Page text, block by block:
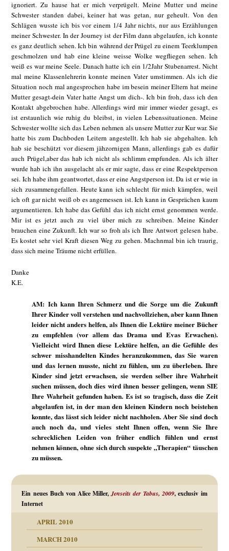
ignoriert. Zu hause hat er mich verprügelt. Meine Mutter und meine
Schwester standen dabei, keiner hat was getan, nur geheult. Von den
Schlägen wusste ich bis vor einem 1/4 Jahr nichts, nur aus Erzählungen
meiner Schwester. In der Journey ist der Film dann abgelaufen, ich konnte
es ganz deutlich sehen. Ich bin während der Prügel zu einem Teerklumpen
geschmolzen und hab eine kleine weisse Wolke wegfliegen sehen. Ich
weiß es war meine Seele. Danach hatte ich ein 1/2Jahr Stubenarrest. Nicht
mal meine Klassenlehrerin konnte meinen Vater umstimmen. Als ich die
Situation noch mal angesprochen habe im besein meiner Eltern hat meine
Mutter gesagt-dein Vater hatte Angst um dich-. Ich bin froh, dass ich den
Kontakt abgebrochen habe. Allerdings wird mir immer wieder gesagt, es
ist erstaunlich wie ruhig du bleibst, in vielen Lebenssituationen. Meine
Schwester wollte sich das Leben nehmen als unsere Mutter zur Kur war. Sie
hatte bis zum Dachboden Leitern angestellt. Ich hab sie abgehalten. Ich
hab sie beschützt vor diesem jähzornigen Mann, allerdings gab es dafür
auch Prügel,aber das hab ich nicht als schlimm empfunden. Als ich älter
wurde hab ich ihn ausgelacht als er mir sagte, dass er eine Respektperson
sei. Ich habe ihm geantwortet, dass er eine Angstperson ist. Da ist er wie in
sich zusammengefallen. Heute kann ich schlecht für mich kämpfen, weil
ich oft gar nicht weiß ob es angemessen ist. Ich kann in Gesprächen kaum
argumentieren. Ich habe das Gefühl das ich nicht ernst genommen werde.
Mir ist es jetzt auch zu viel über mich zu schreiben. Meine Kinder
brauchen eine Zukunft. Ich war so froh als ich Ihre Antwort gelesen habe.
Es kostet sehr viel Kraft diesen Weg zu gehen. Machnmal bin ich traurig,
dass sich meine Träume nicht erfüllen.
Danke
K.E.
AM: Ich kann Ihren Schmerz und die Sorge um die Zukunft
Ihrer Kinder voll verstehen und nachvollziehen, aber kann Ihnen
leider nicht anders helfen, als Ihnen die Lektüre meiner Bücher
zu empfehlen (vor allem das Drama und Evas Erwachen).
Vielleicht wird Ihnen diese Lektüre helfen, an die Gefühle des
schwer misshandelten Kindes heranzukommen, das Sie waren
und das lernen musste, nicht zu fühlen, um zu überleben. Ihre
Kinder sind jetzt erwachsen, sie werden selber ihre Wahrheit
suchen müssen, doch dies wird ihnen besser gelingen, wenn SIE
Ihre Wahrheit gefunden haben. Es ist so tragisch, dass die Zeit
abgelaufen ist, in der man den kleinen Kindern noch beistehen
konnte, das lässt sich leider nicht nachholen. Aber Sie sind doch
auch noch da, und vieles steht Ihnen offen, wenn Sie Ihre
schrecklichen Leiden von früher endlich fühlen und ernst
nehmen können, ohne sich durch suspekte „Therapien“ täuschen
zu müssen.
Ein neues Buch von Alice Miller,Jenseits der Tabus, 2009, exclusiv im
Internet
APRIL 2010
MARCH 2010